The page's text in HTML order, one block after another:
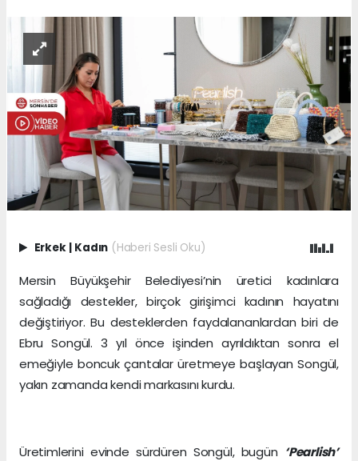
Erkek | Kadın (Haberi Sesli Oku)
Mersin Büyükşehir Belediyesi’nin üretici kadınlara
sağladığı destekler, birçok girişimci kadının hayatını
değiştiriyor. Bu desteklerden faydalananlardan biri de
Ebru Songül. 3 yıl önce işinden ayrıldıktan sonra el
emeğiyle boncuk çantalar üretmeye başlayan Songül,
yakın zamanda kendi markasını kurdu.
Üretimlerini evinde sürdüren Songül, bugün ‘Pearlish’